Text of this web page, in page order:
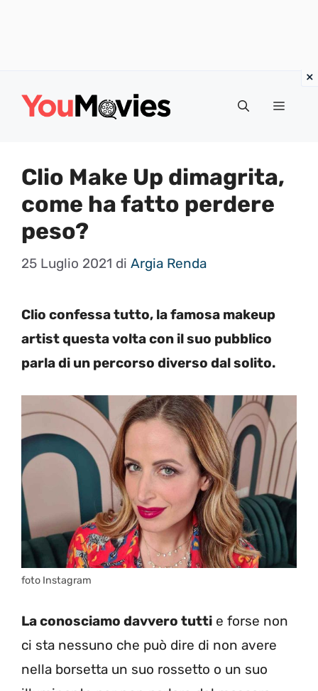
Menu
Clio Make Up dimagrita,
come ha fatto perdere
peso?
25 Luglio 2021 di Argia Renda
Clio confessa tutto, la famosa makeup
artist questa volta con il suo pubblico
parla di un percorso diverso dal solito.
foto Instagram
La conosciamo davvero tutti e forse non
ci sta nessuno che può dire di non avere
nella borsetta un suo rossetto o un suo